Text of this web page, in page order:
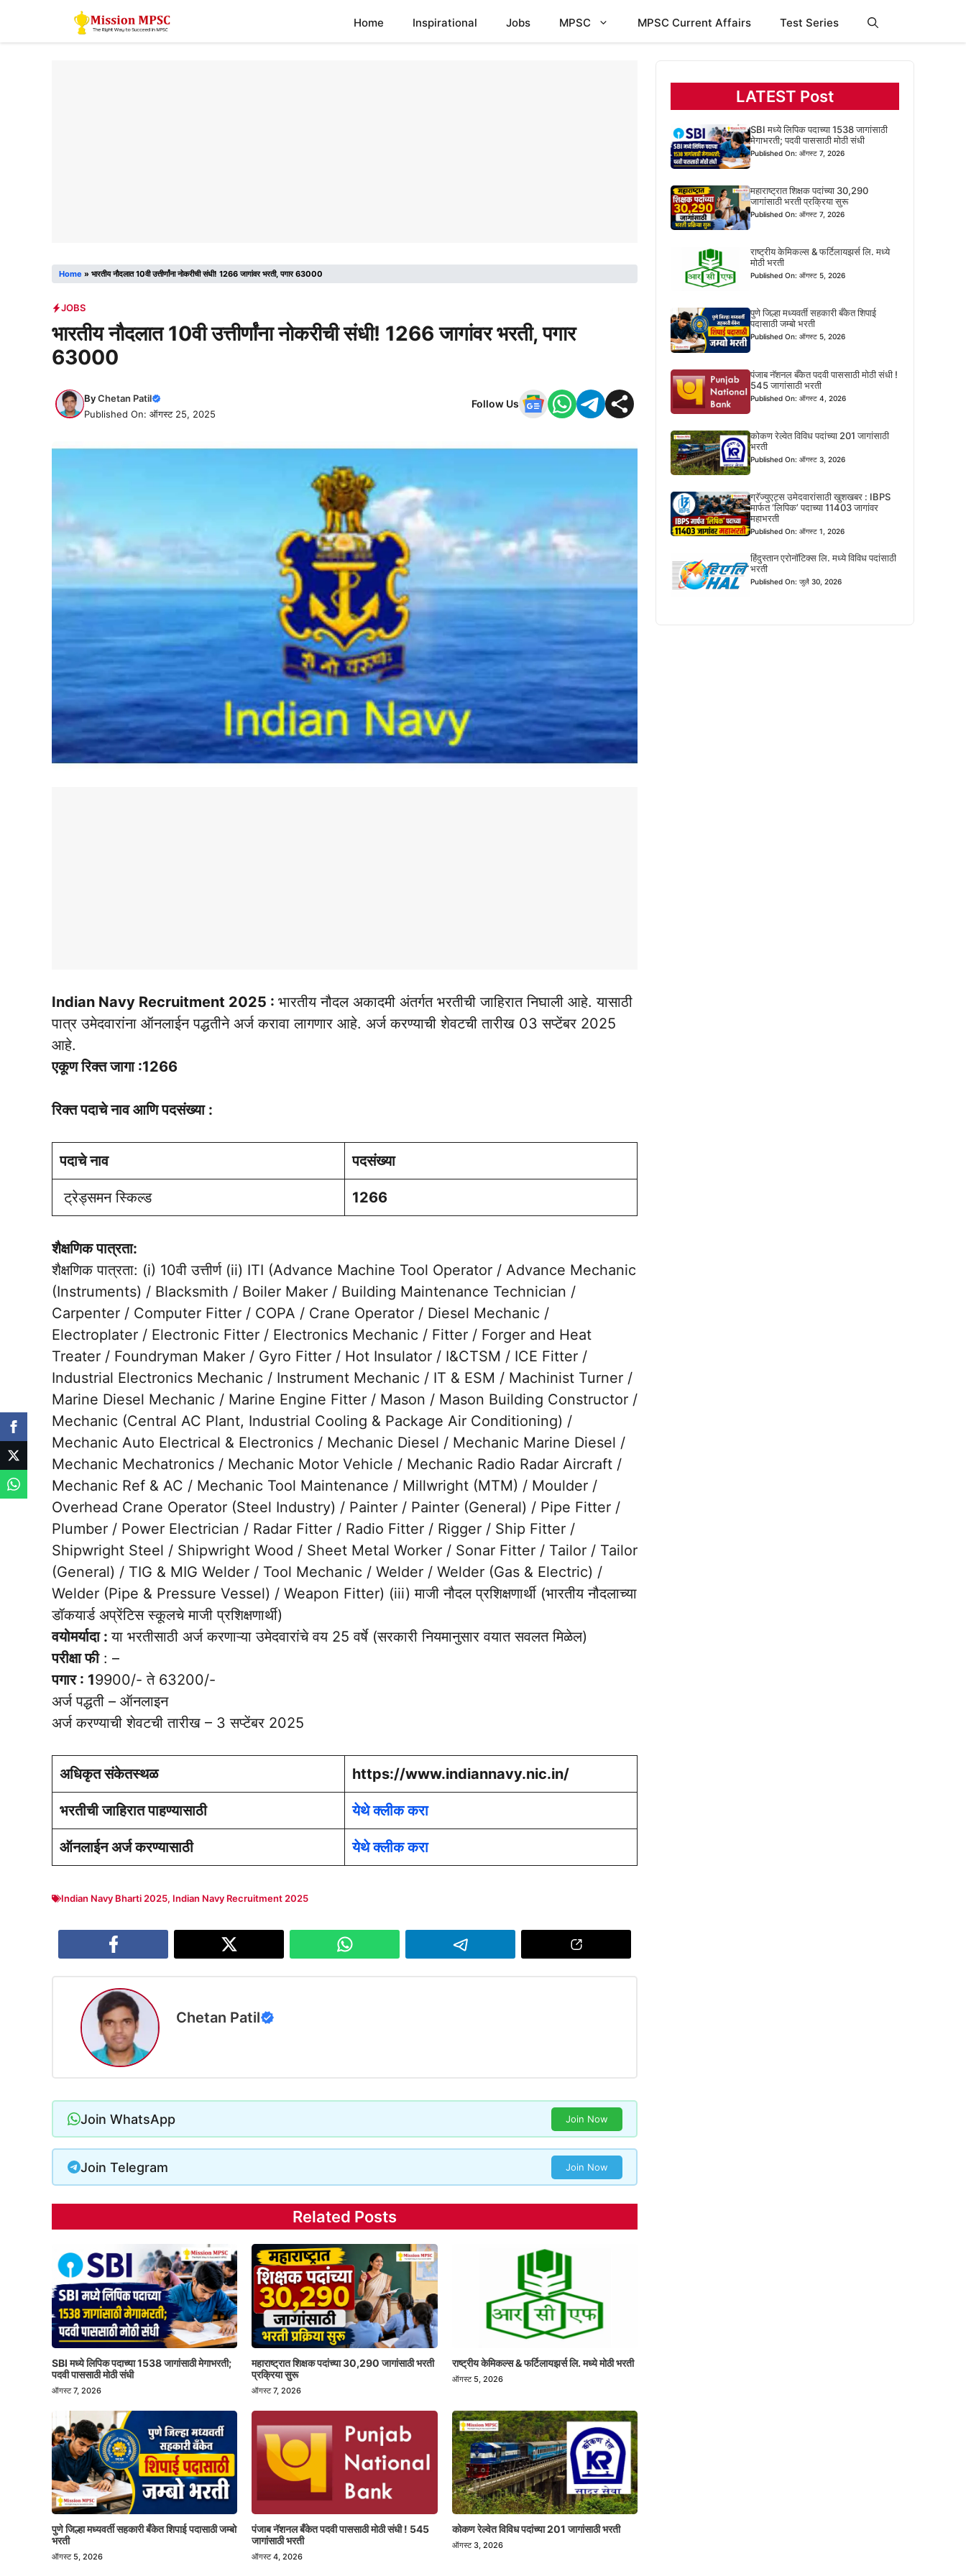
Home Inspirational Jobs MPSC MPSC Current Affairs Test Series
Home » भारतीय नौदलात 10वी उत्तीर्णांना नोकरीची संधी! 1266 जागांवर भरती, पगार 63000
JOBS
भारतीय नौदलात 10वी उत्तीर्णांना नोकरीची संधी! 1266 जागांवर भरती, पगार
63000
ByChetan Patil
Published On: ऑगस्ट 25, 2025
Follow Us
Indian Navy Recruitment 2025 : भारतीय नौदल अकादमी अंतर्गत भरतीची जाहिरात निघाली आहे. यासाठी
पात्र उमेदवारांना ऑनलाईन पद्धतीने अर्ज करावा लागणार आहे. अर्ज करण्याची शेवटची तारीख 03 सप्टेंबर 2025
आहे.
एकूण रिक्त जागा :1266
रिक्त पदाचे नाव आणि पदसंख्या :
पदाचे नाव पदसंख्या
ट्रेड्समन स्किल्ड 1266
शैक्षणिक पात्रता:
शैक्षणिक पात्रता: (i) 10वी उत्तीर्ण (ii) ITI (Advance Machine Tool Operator / Advance Mechanic
(Instruments) / Blacksmith / Boiler Maker / Building Maintenance Technician /
Carpenter / Computer Fitter / COPA / Crane Operator / Diesel Mechanic /
Electroplater / Electronic Fitter / Electronics Mechanic / Fitter / Forger and Heat
Treater / Foundryman Maker / Gyro Fitter / Hot Insulator / I&CTSM / ICE Fitter /
Industrial Electronics Mechanic / Instrument Mechanic / IT & ESM / Machinist Turner /
Marine Diesel Mechanic / Marine Engine Fitter / Mason / Mason Building Constructor /
Mechanic (Central AC Plant, Industrial Cooling & Package Air Conditioning) /
Mechanic Auto Electrical & Electronics / Mechanic Diesel / Mechanic Marine Diesel /
Mechanic Mechatronics / Mechanic Motor Vehicle / Mechanic Radio Radar Aircraft /
Mechanic Ref & AC / Mechanic Tool Maintenance / Millwright (MTM) / Moulder /
Overhead Crane Operator (Steel Industry) / Painter / Painter (General) / Pipe Fitter /
Plumber / Power Electrician / Radar Fitter / Radio Fitter / Rigger / Ship Fitter /
Shipwright Steel / Shipwright Wood / Sheet Metal Worker / Sonar Fitter / Tailor / Tailor
(General) / TIG & MIG Welder / Tool Mechanic / Welder / Welder (Gas & Electric) /
Welder (Pipe & Pressure Vessel) / Weapon Fitter) (iii) माजी नौदल प्रशिक्षणार्थी (भारतीय नौदलाच्या
डॉकयार्ड अप्रेंटिस स्कूलचे माजी प्रशिक्षणार्थी)
वयोमर्यादा :या भरतीसाठी अर्ज करणाऱ्या उमेदवारांचे वय 25 वर्षे (सरकारी नियमानुसार वयात सवलत मिळेल)
परीक्षा फी: –
पगार : 19900/- ते 63200/-
अर्ज पद्धती – ऑनलाइन
अर्ज करण्याची शेवटची तारीख – 3 सप्टेंबर 2025
अधिकृत संकेतस्थळ https://www.indiannavy.nic.in/
भरतीची जाहिरात पाहण्यासाठी येथे क्लीक करा
ऑनलाईन अर्ज करण्यासाठी येथे क्लीक करा
Indian Navy Bharti 2025, Indian Navy Recruitment 2025
Chetan Patil
Join WhatsApp Join Now
Join Telegram Join Now
Related Posts
SBI मध्ये लिपिक पदाच्या 1538 जागांसाठी मेगाभरती;
पदवी पाससाठी मोठी संधी
ऑगस्ट 7, 2026
महाराष्ट्रात शिक्षक पदांच्या 30,290 जागांसाठी भरती
प्रक्रिया सुरू
ऑगस्ट 7, 2026
राष्ट्रीय केमिकल्स & फर्टिलायझर्स लि. मध्ये मोठी भरती
ऑगस्ट 5, 2026
पुणे जिल्हा मध्यवर्ती सहकारी बँकेत शिपाई पदासाठी जम्बो
भरती
ऑगस्ट 5, 2026
पंजाब नॅशनल बँकेत पदवी पाससाठी मोठी संधी ! 545
जागांसाठी भरती
ऑगस्ट 4, 2026
कोकण रेल्वेत विविध पदांच्या 201 जागांसाठी भरती
ऑगस्ट 3, 2026
LATEST Post
SBI मध्ये लिपिक पदाच्या 1538 जागांसाठी
मेगाभरती; पदवी पाससाठी मोठी संधी
Published On: ऑगस्ट 7, 2026
महाराष्ट्रात शिक्षक पदांच्या 30,290
जागांसाठी भरती प्रक्रिया सुरू
Published On: ऑगस्ट 7, 2026
राष्ट्रीय केमिकल्स & फर्टिलायझर्स लि. मध्ये
मोठी भरती
Published On: ऑगस्ट 5, 2026
पुणे जिल्हा मध्यवर्ती सहकारी बँकेत शिपाई
पदासाठी जम्बो भरती
Published On: ऑगस्ट 5, 2026
पंजाब नॅशनल बँकेत पदवी पाससाठी मोठी संधी !
545 जागांसाठी भरती
Published On: ऑगस्ट 4, 2026
कोकण रेल्वेत विविध पदांच्या 201 जागांसाठी
भरती
Published On: ऑगस्ट 3, 2026
ग्रॅज्युएट्स उमेदवारांसाठी खुशखबर : IBPS
मार्फत ‘लिपिक’ पदाच्या 11403 जागांवर
महाभरती
Published On: ऑगस्ट 1, 2026
हिंदुस्तान एरोनॉटिक्स लि. मध्ये विविध पदांसाठी
भरती
Published On: जुलै 30, 2026